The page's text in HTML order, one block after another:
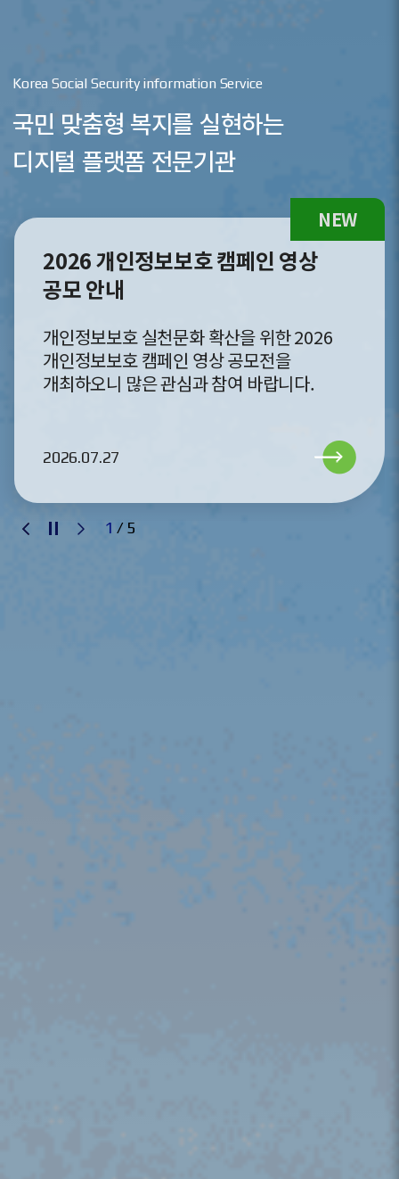
Korea Social Security information Service
국민 맞춤형 복지를 실현하는
디지털 플랫폼 전문기관
2 /5
[이슈&트렌드] AI 전환 시대의
사회보장 행정 혁신
AI와 행정빅데이터 기반 사회보장 행정 혁신
및 책임 있는 AI 활용 방안에 대한
내용입니다. 자세한 내용은 첨부파일을
2026.06.30